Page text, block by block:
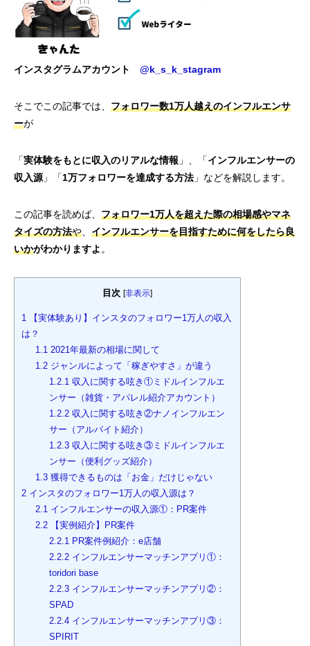
インスタグラムアカウント @k_s_k_stagram
そこでこの記事では、 フォロワー数1万人越えのインフルエンサ
ーが
「実体験をもとに収入のリアルな情報 」、「インフルエンサーの
収入源 」「1万フォロワーを達成する方法 」などを解説します。
この記事を読めば、 フォロワー1万人を超えた際の相場感やマネ
タイズの方法や
インフルエンサーを目指すために何をしたら良
いかがわかりますよ 。
目次 [非表示]
1
【実体験あり】インスタのフォロワー1万人の収入
は？
1.1 2021年最新の相場に関して
1.2ジャンルによって「稼ぎやすさ」が違う
1.2.1 収入に関する呟き①ミドルインフルエ
ンサー（雑貨・アパレル紹介アカウント）
1.2.2収入に関する呟き②ナノインフルエン
サー（アルバイト紹介）
1.2.3収入に関する呟き③ミドルインフルエ
ンサー（便利グッズ紹介）
1.3獲得できるものは「お金」だけじゃない
2 インスタのフォロワー1万人の収入源は？
2.1 インフルエンサーの収入源①：PR案件
2.2【実例紹介】PR案件
2.2.1 PR案件例紹介：e店舗
2.2.2インフルエンサーマッチンアプリ①：
toridori base
2.2.3インフルエンサーマッチンアプリ②：
SPAD
2.2.4インフルエンサーマッチンアプリ③：
SPIRIT